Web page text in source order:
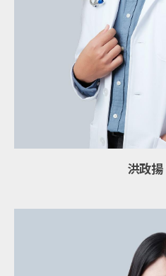
洪政